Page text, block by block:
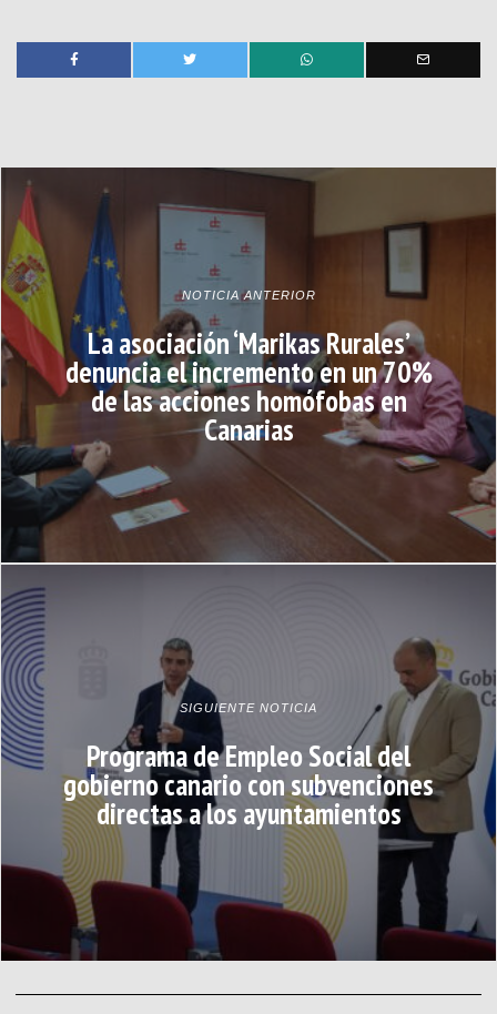
NOTICIA ANTERIOR
La asociación ‘Marikas Rurales’
denuncia el incremento en un 70%
de las acciones homófobas en
Canarias
SIGUIENTE NOTICIA
Programa de Empleo Social del
gobierno canario con subvenciones
directas a los ayuntamientos